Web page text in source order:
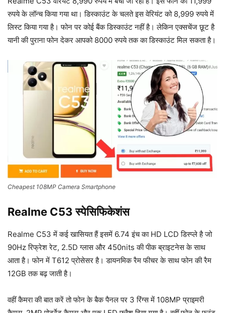
रुपये के लॉन्च किया गया था। डिस्काउंट के चलते इस वेरियंट को 8,999 रुपये में
लिस्ट किया गया है। फोन पर कोई बैंक डिस्काउंट नहीं है। लेकिन एक्सचेंज छूट है
यानी की पुराना फोन देकर आपको 8000 रुपये तक का डिस्काउंट मिल सकता है।
Cheapest 108MP Camera Smartphone
Realme C53 स्पेसिफिकेशंस
Realme C53 में कई खासियत हैं इसमें 6.74 इंच का HD LCD डिस्प्ले है जो
90Hz रिफ्रेश रेट, 2.5D ग्लास और 450nits की पीक ब्राइटनेस के साथ
आता है। फोन में T612 प्रोसेसर है। डायनमिक रैम फीचर के साथ फोन की रैम
12GB तक बढ़ जाती है।
वहीं कैमरा की बात करें तो फोन के बैक पैनल पर 3 रिंग्स में 108MP प्राइमरी